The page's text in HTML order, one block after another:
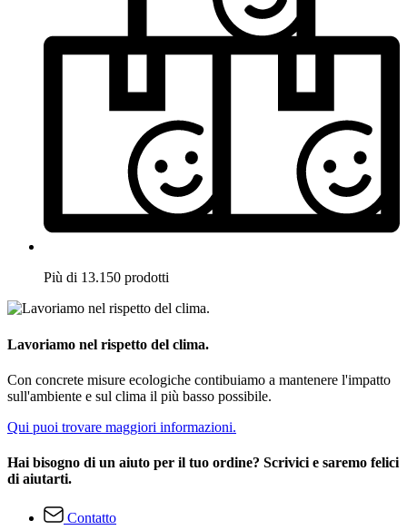
Più di 13.150 prodotti
Lavoriamo nel rispetto del clima.
Con concrete misure ecologiche contibuiamo a mantenere l'impatto
sull'ambiente e sul clima il più basso possibile.
Qui puoi trovare maggiori informazioni.
Hai bisogno di un aiuto per il tuo ordine? Scrivici e saremo felici
di aiutarti.
Contatto